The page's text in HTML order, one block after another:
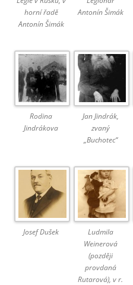
horní řadě
Antonín Šimák
Antonín Šimák
Rodina
Jindrákova
Jan Jindrák,
zvaný
„Buchotec“
Josef Dušek
Ludmila
Weinerová
(později
provdaná
Rutarová), v r.